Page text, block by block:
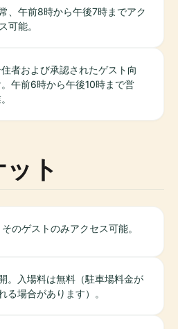
、午前8時から午後7時までアク
可能。
住者および承認されたゲスト向
。午前6時から午後10時まで営
ト
のゲストのみアクセス可能。
。入場料は無料（駐車場料金が
る場合があります）。